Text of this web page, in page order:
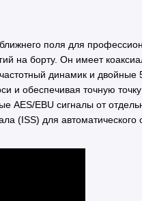
поля для
на борту. Он имеет
динамик и
и обеспечивая точную точку
AES/EBU сигналы от
(ISS) для автоматического